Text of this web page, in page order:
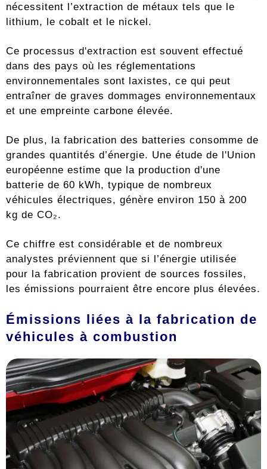
nécessitent l’extraction de métaux tels que le
lithium, le cobalt et le nickel.
Ce processus d'extraction est souvent effectué
dans des pays où les réglementations
environnementales sont laxistes, ce qui peut
entraîner de graves dommages environnementaux
et une empreinte carbone élevée.
De plus, la fabrication des batteries consomme de
grandes quantités d’énergie. Une étude de l'Union
européenne estime que la production d'une
batterie de 60 kWh, typique de nombreux
véhicules électriques, génère environ 150 à 200
kg de CO₂.
Ce chiffre est considérable et de nombreux
analystes préviennent que si l’énergie utilisée
pour la fabrication provient de sources fossiles,
les émissions pourraient être encore plus élevées.
Émissions liées à la fabrication de
véhicules à combustion